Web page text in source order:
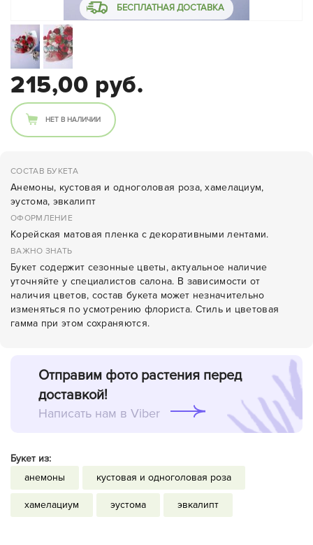
БЕСПЛАТНАЯ ДОСТАВКА
215,00 руб.
НЕТ В НАЛИЧИИ
СОСТАВ БУКЕТА
Анемоны, кустовая и одноголовая роза, хамелациум,
эустома, эвкалипт
ОФОРМЛЕНИЕ
Корейская матовая пленка с декоративными лентами.
ВАЖНО ЗНАТЬ
Букет содержит сезонные цветы, актуальное наличие
уточняйте у специалистов салона. В зависимости от
наличия цветов, состав букета может незначительно
изменяться по усмотрению флориста. Стиль и цветовая
гамма при этом сохраняются.
Отправим фото растения перед
доставкой!
Написать нам в Viber
Букет из:
анемоны
кустовая и одноголовая роза
хамелациум эустома эвкалипт